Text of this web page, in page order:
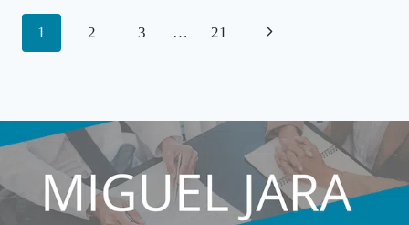
OMS
PRIVATIZA»
Navegación
de
1 2 3 … 21
Siguiente